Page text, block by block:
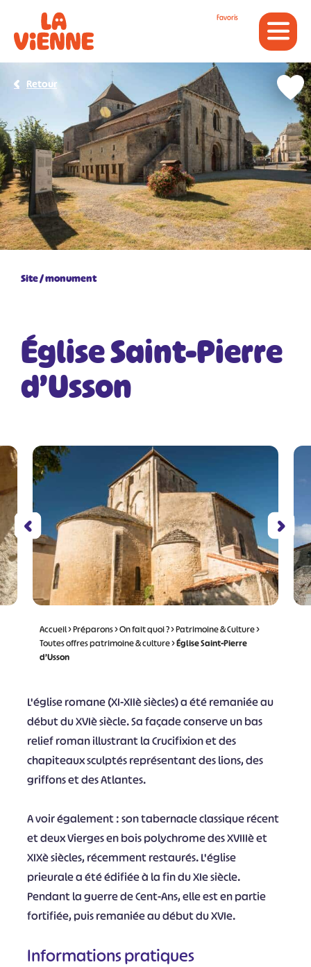
Favoris
Site / monument
Église Saint-Pierre
d’Usson
Retour
Accueil>Préparons>On fait quoi ?>Patrimoine & Culture>
Toutes offres patrimoine & culture>Église Saint-Pierre
d’Usson
L'église romane (XI-XIIè siècles) a été remaniée au
début du XVIè siècle. Sa façade conserve un bas
relief roman illustrant la Crucifixion et des
chapiteaux sculptés représentant des lions, des
griffons et des Atlantes.
A voir également : son tabernacle classique récent
et deux Vierges en bois polychrome des XVIIIè et
XIXè siècles, récemment restaurés. L'église
prieurale a été édifiée à la fin du XIe siècle.
Pendant la guerre de Cent-Ans, elle est en partie
fortifiée, puis remaniée au début du XVIe.
Informations pratiques